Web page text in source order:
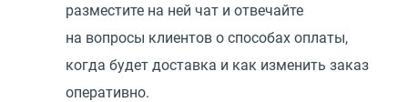
разместите на ней чат и отвечайте
на вопросы клиентов о способах оплаты,
когда будет доставка и как изменить заказ
оперативно.